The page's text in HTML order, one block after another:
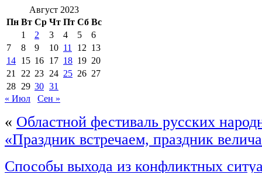
Август 2023
Пн Вт Ср Чт Пт Сб Вс
1
2 3 4 5
6
7
8 9 10 11 12 13
14 15 16 17 18 19 20
21 22 23 24 25 26 27
28 29 30 31
« Июл
Сен »
« Областной фестиваль русских
«Праздник встречаем, праздник
Способы выхода из конфликтных